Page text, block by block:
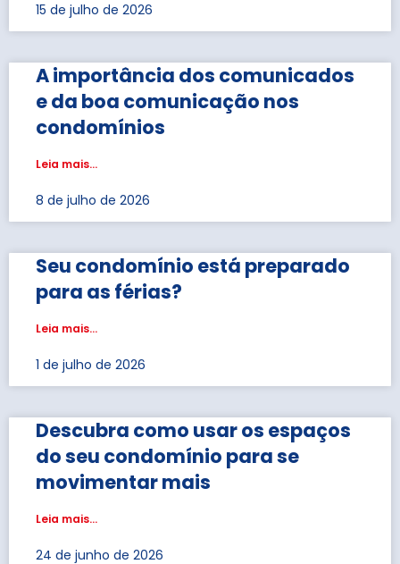
15 de julho de 2026
A importância dos comunicados
e da boa comunicação nos
condomínios
Leia mais...
8 de julho de 2026
Seu condomínio está preparado
para as férias?
Leia mais...
1 de julho de 2026
Descubra como usar os espaços
do seu condomínio para se
movimentar mais
Leia mais...
24 de junho de 2026